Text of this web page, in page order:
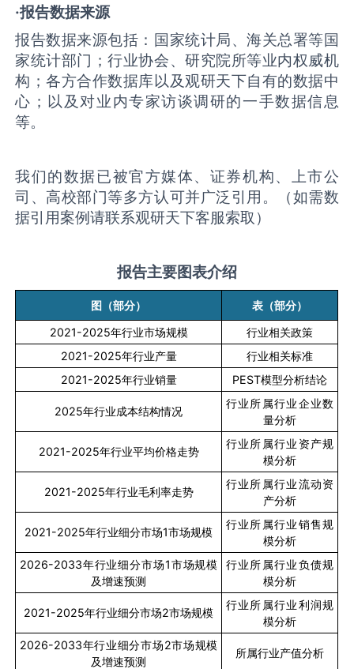
·报告数据来源
报告数据来源包括：国家统计局、海关总署等国
家统计部门；行业协会、研究院所等业内权威机
构；各方合作数据库以及观研天下自有的数据中
心；以及对业内专家访谈调研的一手数据信息
等。
我们的数据已被官方媒体、证券机构、上市公
司、高校部门等多方认可并广泛引用。（如需数
据引用案例请联系观研天下客服索取）
报告主要图表介绍
图（部分）
表（部分）
2021-2025年行业市场规模
行业相关政策
2021-2025年行业产量
行业相关标准
2021-2025年行业销量 PEST模型分析结论
2025年行业成本结构情况
行业所属行业企业数
量分析
2021-2025年行业平均价格走势
行业所属行业资产规
模分析
2021-2025年行业毛利率走势
行业所属行业流动资
产分析
2021-2025年行业细分市场1市场规模
行业所属行业销售规
模分析
2026-2033年行业细分市场1市场规模
及增速预测
行业所属行业负债规
模分析
2021-2025年行业细分市场2市场规模
行业所属行业利润规
模分析
2026-2033年行业细分市场2市场规模
及增速预测
所属行业产值分析